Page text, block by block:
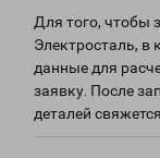
Для того, чтобы
Электросталь, в
данные для
заявку. После
деталей